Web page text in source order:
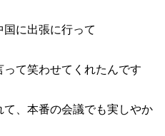
国に出張に行って
て笑わせてくれたんです
、本番の会議でも実しやか